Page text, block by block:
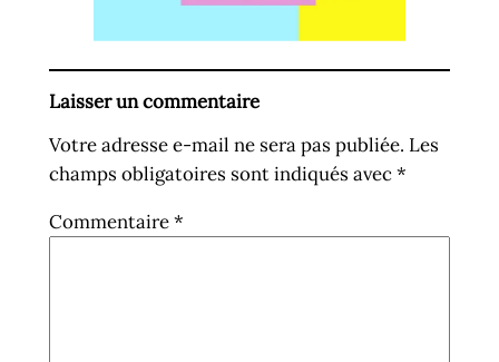
Laisser un commentaire
Votre adresse e-mail ne sera pas publiée. Les
champs obligatoires sont indiqués avec*
Commentaire*